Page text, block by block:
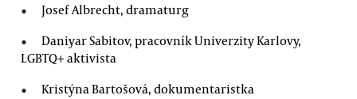
Josef Albrecht, dramaturg
Daniyar Sabitov, pracovník Univerzity Karlovy,
LGBTQ+ aktivista
Kristýna Bartošová, dokumentaristka